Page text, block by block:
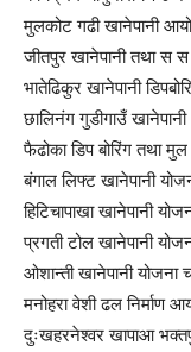
मुलकोट गढी खानेपानी
जीतपुर खानेपानी तथा स
भातेढिकुर खानेपानी
छालिनंग गुडीगाउँ
फैढोका डिप बोरिंग तथा
बंगाल लिफ्ट खानेपानी
हिटिचापाखा खानेपानी
प्रगती टोल खानेपानी
ओशान्ती खानेपानी
मनोहरा वेशी ढल निर्माण
दुःखहरनेश्वर खापाआ